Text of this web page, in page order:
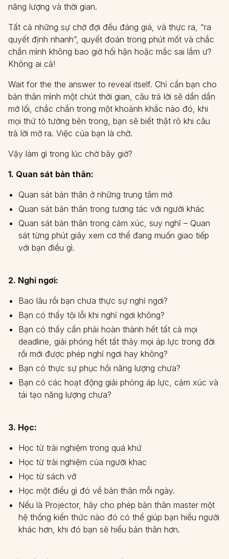
năng lượng và thời gian.
Tất cả những sự chờ đợi đều đáng giá, và thực ra, “ra
quyết định nhanh”, quyết đoán trong phút mốt và chắc
chắn mình không bao giờ hối hận hoặc mắc sai lầm ư?
Không ai cả!
Wait for the the answer to reveal itself. Chỉ cần bạn cho
bản thân mình một chút thời gian, câu trả lời sẽ dần dần
mở lối, chắc chắn trong một khoảnh khắc nào đó, khi
mọi thứ tỏ tường bên trong, bạn sẽ biết thật rõ khi câu
trả lời mở ra. Việc của bạn là chờ.
Vậy làm gì trong lúc chờ bây giờ?
1. Quan sát bản thân:
Quan sát bản thân ở những trung tâm mở
Quan sát bản thân trong tương tác với người khác
Quan sát bản thân trong cảm xúc, suy nghĩ – Quan
sát từng phút giây xem cơ thể đang muốn giao tiếp
với bạn điều gì.
2. Nghỉ ngơi:
Bao lâu rồi bạn chưa thực sự nghỉ ngơi?
Bạn có thấy tội lỗi khi nghỉ ngơi không?
Bạn có thấy cần phải hoàn thành hết tất cả mọi
deadline, giải phóng hết tất thảy mọi áp lực trong đời
rồi mới được phép nghỉ ngơi hay không?
Bạn có thực sự phục hồi năng lượng chưa?
Bạn có các hoạt động giải phóng áp lực, cảm xúc và
tái tạo năng lượng chưa?
3. Học:
Học từ trải nghiệm trong quá khứ
Học từ trải nghiệm của người khac
Học từ sách vở
Học một điều gì đó về bản thân mỗi ngày.
Nếu là Projector, hãy cho phép bản thân master một
hệ thống kiến thức nào đó có thể giúp bạn hiểu người
khác hơn, khi đó bạn sẽ hiểu bản thân hơn.